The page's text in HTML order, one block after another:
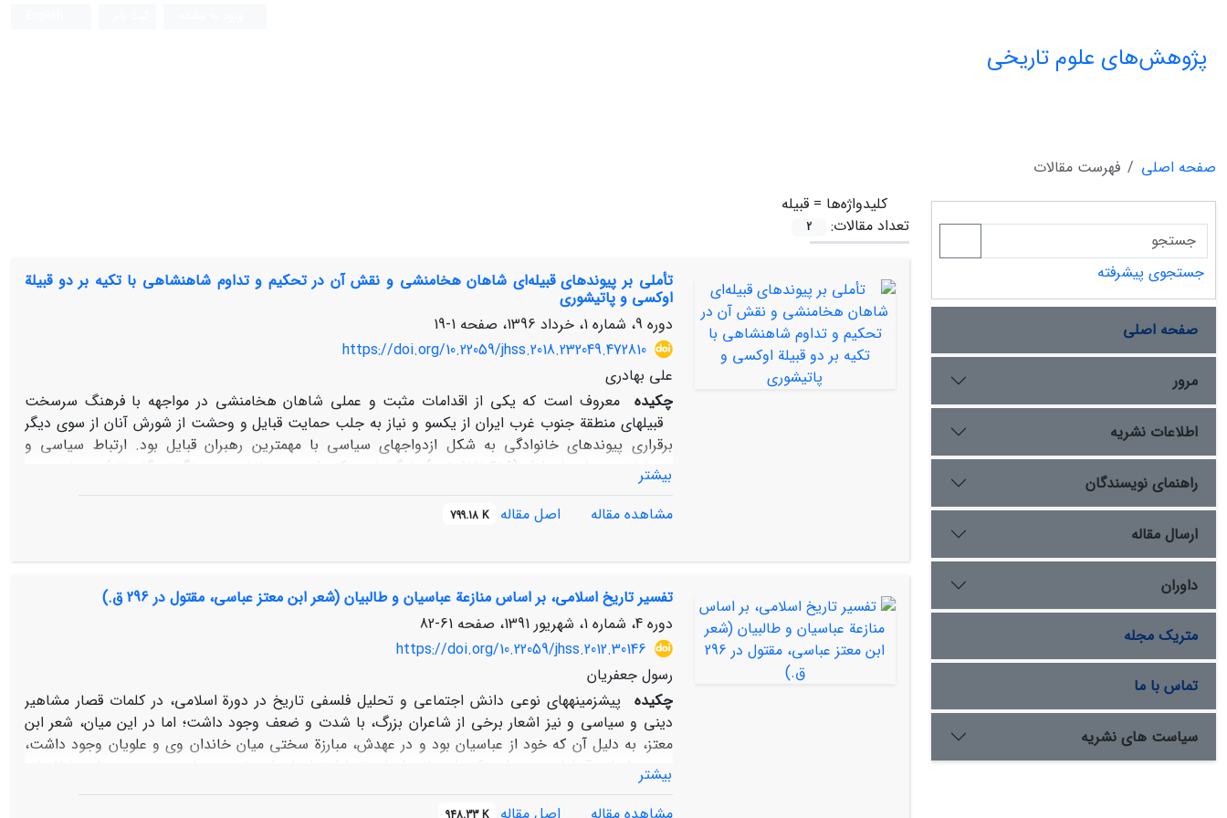
پژوهش‌های علوم تاریخی
صفحه اصلی
فهرست مقالات
کلیدواژه‌ها = قبیله
تعداد مقالات:
2
تأملی بر پیوندهای قبیله‌ای شاهان هخامنشی و نقش آن در تحکیم و تداوم شاهنشاهی با تکیه ‌بر دو قبیلة
اوکسی و پاتیشوری
دوره 9، شماره 1، خرداد 1396، صفحه
1-19
https://doi.org/10.22059/jhss.2018.232049.472810
علی بهادری
چکیده
معروف است که یکی از اقدامات مثبت و عملی شاهان هخامنشی در مواجهه با فرهنگ سرسخت
قبیله­ای منطقة جنوب غرب ایران از یک­سو و نیاز به جلب حمایت قبایل و وحشت از شورش آنان از سوی دیگر
برقراری پیوندهای خانوادگی به شکل ازدواج­های سیاسی با مهم­ترین رهبران قبایل بود. ارتباط سیاسی و
خویشاوندی داریوش اول (۴۸۶ـ۵۲۲ ق.­م) با گبریاس یکی از همدستانش در سرنگونی گئوماته/ بردیا و رهبر
قبیلة پاتیشوری، یکی از قبایل قدرتمند منطقه یادآور رابطة داریوش سوم (۳۳۰ـ۳۳۵ ق.­م) واپسین شاه
هخامنشی با ماداتس رهبر اوکسی­ها یکی از قبایل سرکش همین منطقه است. مقالة حاضر با مطالعة تطبیقی دو
بیشتر
مشاهده مقاله
اصل مقاله 799.18 K
تفسیر تاریخ اسلامی، بر اساس منازعة عباسیان و طالبیان (شعر ابن معتز عباسی، مقتول در 296 ق.)
دوره 4، شماره 1، شهریور 1391، صفحه
61-82
https://doi.org/10.22059/jhss.2012.30146
رسول جعفریان
چکیده
پیشزمینههای نوعی دانش اجتماعی و تحلیل فلسفی تاریخ در دورة اسلامی، در کلمات قصار مشاهیر
دینی و سیاسی و نیز اشعار برخی از شاعران بزرگ، با شدت و ضعف وجود داشت؛ اما در این میان، شعر ابن
معتز، به دلیل آن که خود از عباسیان بود و در عهدش، مبارزة سختی میان خاندان وی و علویان وجود داشت،
روی منازعات قبیلهای، به‌عنوان یکی از مبانی اصلی تحلیل نزاعهای اجتماعی، سیاسی و دینی، حاوی اطلاعات
مهمی است. این، همان مسیری است که بعدها مقریزی، در رسالة «النزاع و التخاصم» به آن توجه کرد؛ اما
نتوانست به نظریهای فراگیر برسد. ابن خلدون، روی مسایل قبیلگی و عصبیتهای موجود در آن، به‌عنوان مبانی
بیشتر
مشاهده مقاله
جستجوی پیشرفته
صفحه اصلی
مرور
اطلاعات نشریه
راهنمای نویسندگان
ارسال مقاله
داوران
متریک مجله
تماس با ما
سیاست های نشریه